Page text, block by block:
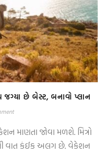
જગ્યા છે બેસ્ટ, બનાવો પ્લાન
માણતા જોવા મળશે. મિત્રો
વાત કંઈક અલગ છે. વેકેશન